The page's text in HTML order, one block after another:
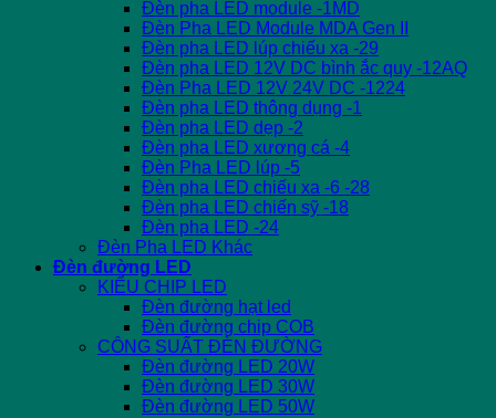
Đèn pha LED module -1MD
Đèn Pha LED Module MDA Gen II
Đèn pha LED lúp chiếu xa -29
Đèn pha LED 12V DC bình ắc quy -12AQ
Đèn Pha LED 12V 24V DC -1224
Đèn pha LED thông dụng -1
Đèn pha LED dẹp -2
Đèn pha LED xương cá -4
Đèn Pha LED lúp -5
Đèn pha LED chiếu xa -6 -28
Đèn pha LED chiến sỹ -18
Đèn pha LED -24
Đèn Pha LED Khác
Đèn đường LED
KIỂU CHIP LED
Đèn đường hạt led
Đèn đường chip COB
CÔNG SUẤT ĐÈN ĐƯỜNG
Đèn đường LED 20W
Đèn đường LED 30W
Đèn đường LED 50W